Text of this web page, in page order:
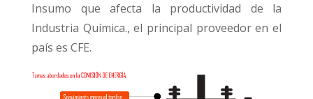
Insumo que afecta la productividad de la
Industria Química., el principal proveedor en el
país es CFE.